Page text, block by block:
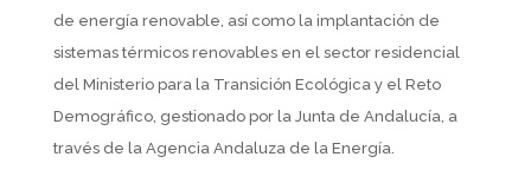
de energía renovable, así como la implantación de
sistemas térmicos renovables en el sector residencial
del Ministerio para la Transición Ecológica y el Reto
Demográfico, gestionado por la Junta de Andalucía, a
través de la Agencia Andaluza de la Energía.